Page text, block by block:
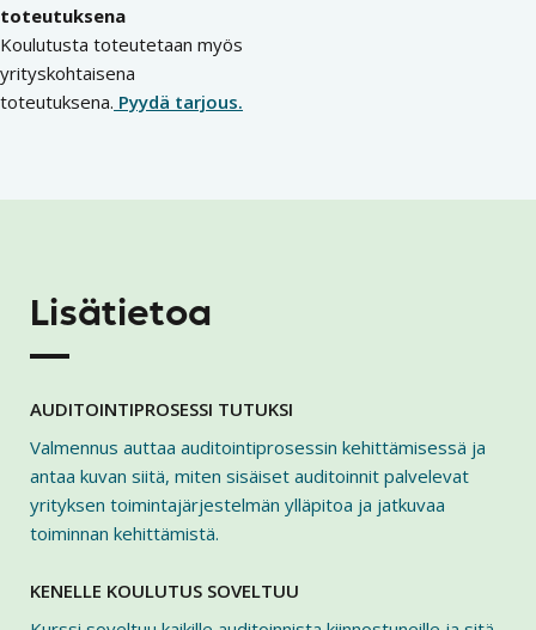
toteutuksena
Koulutusta toteutetaan myös
yrityskohtaisena
toteutuksena. Pyydä tarjous.
Lisätietoa
AUDITOINTIPROSESSI TUTUKSI
Valmennus auttaa auditointiprosessin kehittämisessä ja
antaa kuvan siitä, miten sisäiset auditoinnit palvelevat
yrityksen toimintajärjestelmän ylläpitoa ja jatkuvaa
toiminnan kehittämistä.
KENELLE KOULUTUS SOVELTUU